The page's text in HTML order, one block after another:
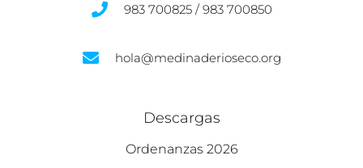
983 700825 / 983 700850
hola@medinaderioseco.org
Descargas
Ordenanzas 2026